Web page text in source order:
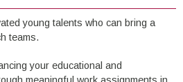
young talents who can bring a
teams.
your educational and
meaningful work assignments in